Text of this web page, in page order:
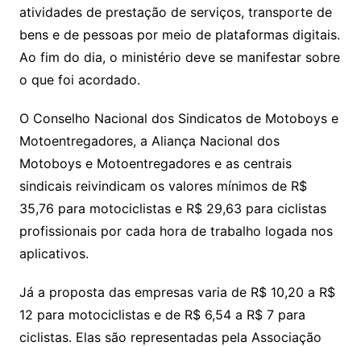
atividades de prestação de serviços, transporte de
bens e de pessoas por meio de plataformas digitais.
Ao fim do dia, o ministério deve se manifestar sobre
o que foi acordado.
O Conselho Nacional dos Sindicatos de Motoboys e
Motoentregadores, a Aliança Nacional dos
Motoboys e Motoentregadores e as centrais
sindicais reivindicam os valores mínimos de R$
35,76 para motociclistas e R$ 29,63 para ciclistas
profissionais por cada hora de trabalho logada nos
aplicativos.
Já a proposta das empresas varia de R$ 10,20 a R$
12 para motociclistas e de R$ 6,54 a R$ 7 para
ciclistas. Elas são representadas pela Associação